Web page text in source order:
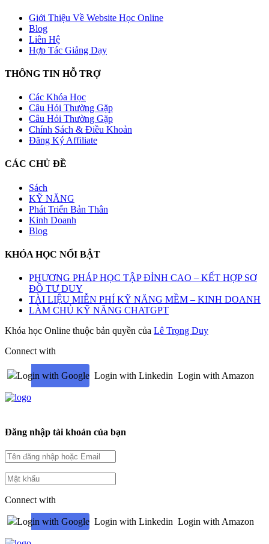
Giới Thiệu Về Website Học Online
Blog
Liên Hệ
Hợp Tác Giảng Dạy
THÔNG TIN HỖ TRỢ
Các Khóa Học
Câu Hỏi Thường Gặp
Câu Hỏi Thường Gặp
Chính Sách & Điều Khoản
Đăng Ký Affiliate
CÁC CHỦ ĐỀ
Sách
KỸ NĂNG
Phát Triển Bản Thân
Kinh Doanh
Blog
KHÓA HỌC NỔI BẬT
PHƯƠNG PHÁP HỌC TẬP ĐỈNH CAO – KẾT HỢP SƠ
ĐỒ TƯ DUY
TÀI LIỆU MIỄN PHÍ KỸ NĂNG MỀM – KINH DOANH
LÀM CHỦ KỸ NĂNG CHATGPT
Khóa học Online thuộc bản quyền của Lê Trọng Duy
Connect with
Login with Google Login with Linkedin Login with Amazon
Đăng nhập tài khoản của bạn
Connect with
Login with Google Login with Linkedin Login with Amazon